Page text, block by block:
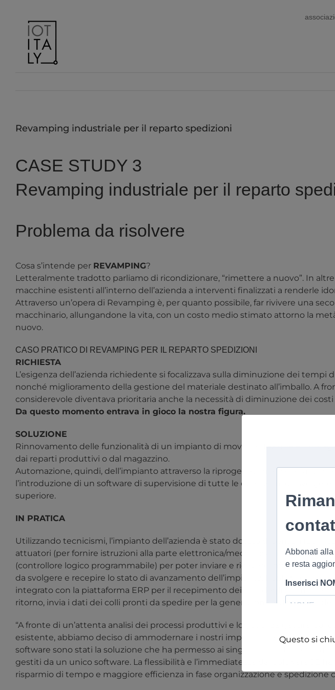
contenuto
Revamping industriale per il reparto spedizioni
CASE STUDY 3
Revamping industriale per il reparto
Problema da risolvere
Cosa s’intende per REVAMPING?
Letteralmente tradotto parliamo di ricondizionare, “rimettere a nuovo”. In
macchine esistenti all’interno dell’azienda a interventi finalizzati a renderle
Attraverso un’opera di Revamping è, per quanto possibile, far rivivere una
macchinario, allungandone la vita, con un costo medio stimato attorno la
nuovo.
CASO PRATICO DI REVAMPING PER IL REPARTO SPEDIZIONI
RICHIESTA
L’esigenza dell’azienda richiedente si focalizzava sulla diminuzione dei tempi
nonché miglioramento della gestione del materiale destinato all’imballo. A
considerevole diventava prioritaria anche la necessità di diminuzione dei
Da questo momento entrava in gioco la nostra figura.
SOLUZIONE
Rinnovamento delle funzionalità di un impianto di movimentazione e
dai reparti produttivi o dal magazzino.
Automazione, quindi, dell’impianto attraverso la riprogettazione delle
l’introduzione di un software di supervisione di tutte le operazioni da svolgere
superiore.
IN PRATICA
Utilizzando tecnicismi, l’impianto dell’azienda è stato dotato di sensori (per
attuatori (per fornire istruzioni alla parte elettronica/meccanica), ripensando
(controllore logico programmabile) per poter inviare e ricevere informazioni
da svolgere e recepire lo stato di avanzamento dell’impianto. Il software
integrato con la piattaforma ERP per il recepimento dei dati degli ordini
ritorno, invia i dati dei colli pronti da spedire per la generazione automatica
“A fronte di un’attenta analisi dei processi produttivi e logistici da gestire, sui
esistente, abbiamo deciso di ammodernare i nostri impianti meccanici
software sono stati la soluzione che ha permesso ai singoli impianti di
gestiti da un unico software. La flessibilità e l’immediatezza dei software JE
risparmio di tempo e maggiore efficienza in fase organizzazione e spedizione
Questo si